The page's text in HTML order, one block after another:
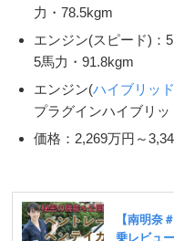
力・78.5kgm
エンジン(スピード)：
5馬力・91.8kgm
エンジン(ハイブリッド
プラグインハイブリ
価格：2,269万円～